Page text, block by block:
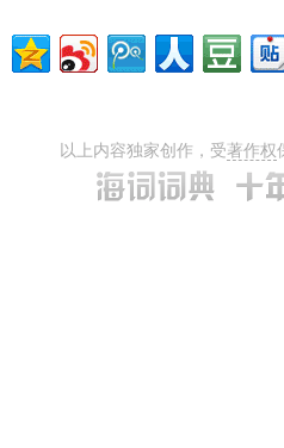
以上内容独家创作，受著作权